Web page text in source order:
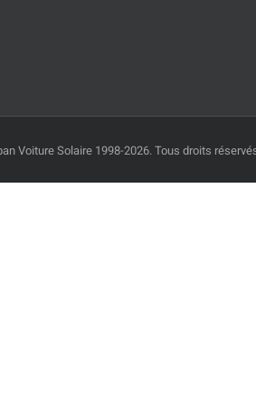
Voiture Solaire 1998-2026. Tous droits